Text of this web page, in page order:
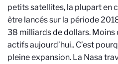
petits satellites, la plupart en
être lancés sur la période
38 milliards de dollars.
actifs aujourd’hui.. C’est
pleine expansion. La Nasa